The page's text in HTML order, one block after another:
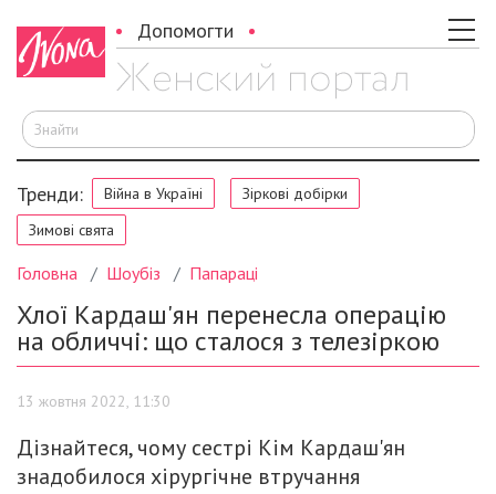
Допомогти
Тренди: Війна в Україні
Зіркові добірки
Зимові свята
Головна Шоубіз Папараці
Хлої Кардаш'ян перенесла операцію
на обличчі: що сталося з телезіркою
13 жовтня 2022, 11:30
Дізнайтеся, чому сестрі Кім Кардаш'ян
знадобилося хірургічне втручання